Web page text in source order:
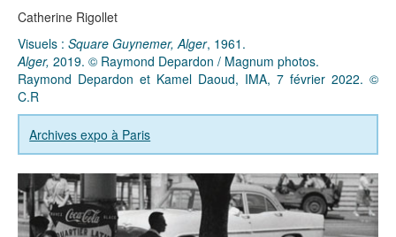
Catherine Rigollet
Visuels : Square Guynemer, Alger, 1961.
Alger, 2019. © Raymond Depardon / Magnum photos.
Raymond Depardon et Kamel Daoud, IMA, 7 février 2022. ©
C.R
Archives expo à Paris